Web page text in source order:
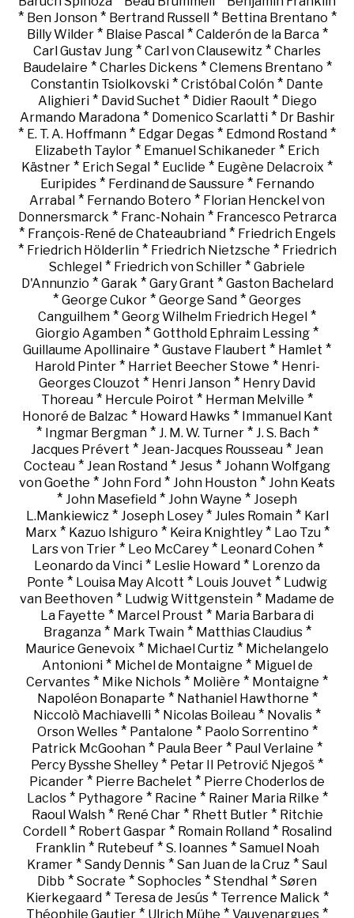
* Ben Jonson* Bertrand Russell * Bettina Brentano *
Billy Wilder* Blaise Pascal* Calderón de la Barca*
Carl Gustav Jung * Carl von Clausewitz * Charles
Baudelaire * Charles Dickens* Clemens Brentano *
Constantin Tsiolkovski * Cristóbal Colón * Dante
Alighieri* David Suchet * Didier Raoult * Diego
Armando Maradona* Domenico Scarlatti* Dr Bashir
* E. T. A. Hoffmann * Edgar Degas * Edmond Rostand *
Elizabeth Taylor * Emanuel Schikaneder * Erich
Kästner * Erich Segal * Euclide * Eugène Delacroix *
Euripides* Ferdinand de Saussure * Fernando
Arrabal * Fernando Botero * Florian Henckel von
Donnersmarck * Franc-Nohain* Francesco Petrarca
* François-René de Chateaubriand* Friedrich Engels
* Friedrich Hölderlin* Friedrich Nietzsche * Friedrich
Schlegel * Friedrich von Schiller * Gabriele
D'Annunzio * Garak * Gary Grant * Gaston Bachelard
* George Cukor * George Sand * Georges
Canguilhem * Georg Wilhelm Friedrich Hegel *
Giorgio Agamben * Gotthold Ephraim Lessing *
Guillaume Apollinaire * Gustave Flaubert * Hamlet *
Harold Pinter* Harriet Beecher Stowe * Henri-
Georges Clouzot * Henri Janson * Henry David
Thoreau * Hercule Poirot * Herman Melville *
Honoré de Balzac * Howard Hawks* Immanuel Kant
* Ingmar Bergman* J. M. W. Turner* J. S. Bach*
Jacques Prévert * Jean-Jacques Rousseau * Jean
Cocteau * Jean Rostand * Jesus * Johann Wolfgang
von Goethe * John Ford * John Houston * John Keats
* John Masefield * John Wayne * Joseph
L.Mankiewicz* Joseph Losey* Jules Romain* Karl
Marx * Kazuo Ishiguro * Keira Knightley* Lao Tzu*
Lars von Trier* Leo McCarey* Leonard Cohen*
Leonardo da Vinci * Leslie Howard * Lorenzo da
Ponte * Louisa May Alcott * Louis Jouvet * Ludwig
van Beethoven * Ludwig Wittgenstein * Madame de
La Fayette * Marcel Proust * Maria Barbara di
Braganza* Mark Twain* Matthias Claudius*
Maurice Genevoix * Michael Curtiz * Michelangelo
Antonioni* Michel de Montaigne * Miguel de
Cervantes * Mike Nichols * Molière * Montaigne *
Napoléon Bonaparte * Nathaniel Hawthorne *
Niccolò Machiavelli * Nicolas Boileau * Novalis *
Orson Welles* Pantalone * Paolo Sorrentino *
Patrick McGoohan * Paula Beer * Paul Verlaine *
Percy Bysshe Shelley * Petar II Petrović Njegoš *
Picander * Pierre Bachelet * Pierre Choderlos de
Laclos* Pythagore * Racine * Rainer Maria Rilke *
Raoul Walsh* René Char* Rhett Butler* Ritchie
Cordell * Robert Gaspar* Romain Rolland* Rosalind
Franklin* Rutebeuf* S. Ioannes* Samuel Noah
Kramer * Sandy Dennis * San Juan de la Cruz * Saul
Dibb * Socrate * Sophocles * Stendhal * Søren
Kierkegaard* Teresa de Jesús* Terrence Malick *
Théophile Gautier * Ulrich Mühe * Vauvenargues *